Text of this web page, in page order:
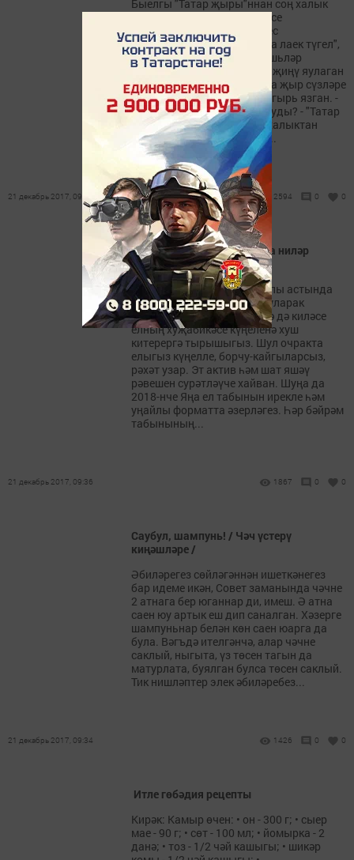
Быелгы "Татар җыры"ннан соң халык
берара шаулап алды. Күбесе
"җырчыларга премия дөрес
тапшырылмады, алар моңа лаек түгел",
диде. "Татар җыры"нда "Яшьләр
проекты" номинациясендә җиңү яулаган
Лилия Хәйрулинна турында җыр сүзләре
авторы Нур Амстердам шигырь язган. -
Әлеге шигырь ни сәбәпле туды? - "Татар
җыры" премиясеннән соң халыктан
төпсез, уйламыйча, фикер...
21 декабрь 2017, 09:44 2594 0 0
2018нче Яңа ел табынында ниләр
булырга тиеш?
2017-нче елны Әтәч символы астында
үткәрсәк, 2018-не Эт елы буларак
көтәбез. Өстәл әзерләгәндә дә киләсе
елның хуҗабикәсе күңеленә хуш
китерергә тырышыгыз. Шул очракта
елыгыз күңелле, борчу-кайгыларсыз,
рәхәт узар. Эт актив һәм шат яшәү
рәвешен сурәтләүче хайван. Шуңа да
2018-нче Яңа ел табынын ирекле һәм
уңайлы форматта әзерләгез. Һәр бәйрәм
табынының...
21 декабрь 2017, 09:36 1867 0 0
Саубул, шампунь! / Чәч үстерү
киңәшләре /
Әбиләрегез сөйләгәннән ишеткәнегез
бар идеме икән, Совет заманында чәчне
2 атнага бер юганнар ди, имеш. Ә атна
саен юу артык еш дип саналган. Хәзерге
шампуньнар белән көн саен юарга да
була. Вәгъдә ителгәнчә, алар чәчне
саклый, ныгыта, үз төсен тагын да
матурлата, буялган булса төсен саклый.
Тик нишләптер элек әбиләребез...
21 декабрь 2017, 09:34 1426 0 0
Итле гөбәдия рецепты
Кирәк: Камыр өчен: • он - 300 г; • сыер
мае - 90 г; • сөт - 100 мл; • йомырка - 2
данә; • тоз - 1/2 чәй кашыгы; • шикәр